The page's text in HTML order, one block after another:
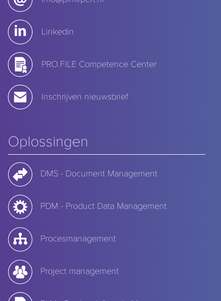
Linkedin
PRO.FILE Competence Center
Inschrijven nieuwsbrief
Oplossingen
DMS - Document Management
PDM - Product Data Management
Procesmanagement
Project management